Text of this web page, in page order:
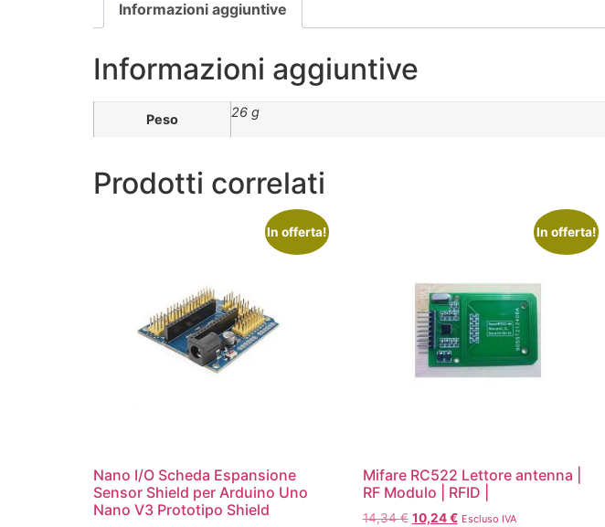
Informazioni aggiuntive
Informazioni aggiuntive
Peso 26 g
Prodotti correlati
In offerta!
Nano I/O Scheda Espansione
Sensor Shield per Arduino Uno
Nano V3 Prototipo Shield
In offerta!
Mifare RC522 Lettore antenna |
RF Modulo | RFID |
14,34€ 10,24€ Escluso IVA